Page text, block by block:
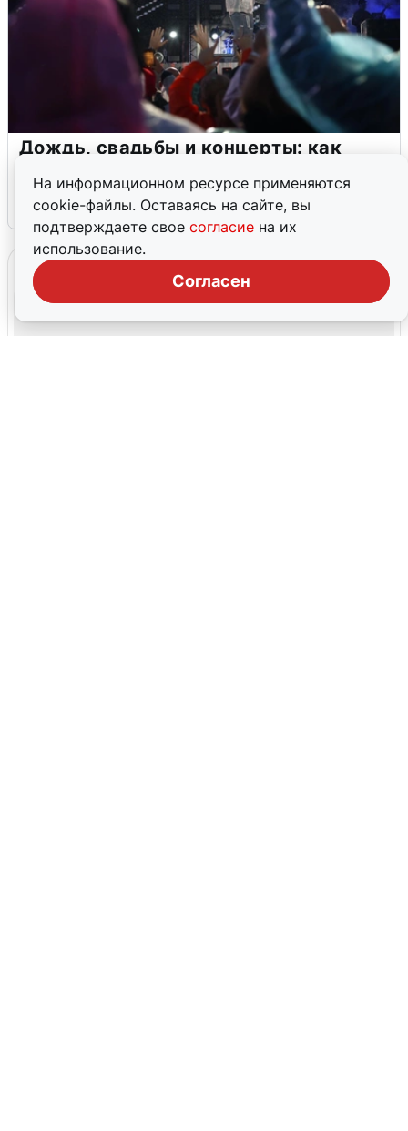
На информационном ресурсе применяются
cookie-файлы. Оставаясь на сайте, вы
подтверждаете свое согласие на их
использование.
Согласен
Дождь, свадьбы и концерты: как
2 августа 0